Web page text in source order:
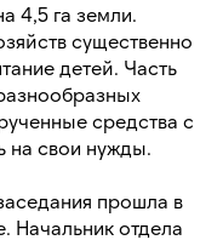
4,5 га земли.
существенно
детей. Часть
средства с
на свои нужды.
прошла в
Начальник отдела